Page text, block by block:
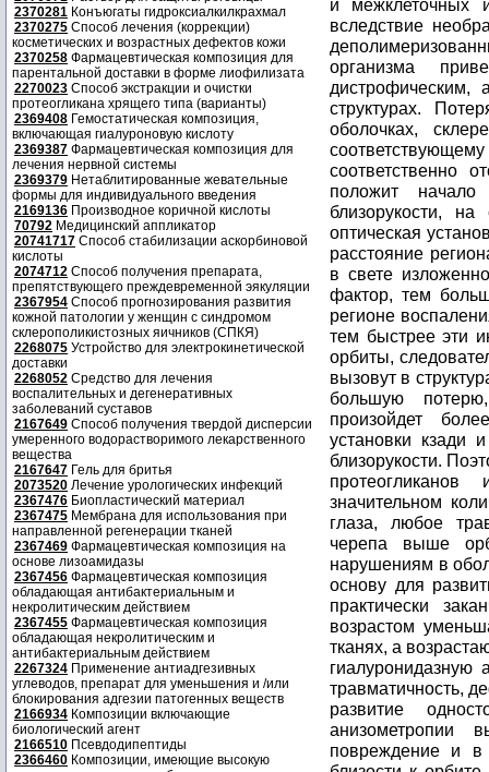
2370281 Конъюгаты гидроксиалкилкрахмал
2370275 Способ лечения (коррекции)
косметических и возрастных дефектов кожи
2370258 Фармацевтическая композиция для
парентальной доставки в форме лиофилизата
2270023 Способ экстракции и очистки
протеогликана хрящего типа (варианты)
2369408 Гемостатическая композиция,
включающая гиалуроновую кислоту
2369387 Фармацевтическая композиция для
лечения нервной системы
2369379 Нетаблитированные жевательные
формы для индивидуального введения
2169136 Производное коричной кислоты
70792 Медицинский аппликатор
20741717 Способ стабилизации аскорбиновой
кислоты
2074712 Способ получения препарата,
препятствующего преждевременной эякуляции
2367954 Способ прогнозирования развития
кожной патологии у женщин с синдромом
склерополикистозных яичников (СПКЯ)
2268075 Устройство для электрокинетической
доставки
2268052 Средство для лечения
воспалительных и дегенеративных
заболеваний суставов
2167649 Способ получения твердой дисперсии
умеренного водорастворимого лекарственного
вещества
2167647 Гель для бритья
2073520 Лечение урологических инфекций
2367476 Биопластический материал
2367475 Мембрана для использования при
направленной регенерации тканей
2367469 Фармацевтическая композиция на
основе лизоамидазы
2367456 Фармацевтическая композиция
обладающая антибактериальным и
некролитическим действием
2367455 Фармацевтическая композиция
обладающая некролитическим и
антибактериальным действием
2267324 Применение антиадгезивных
углеводов, препарат для уменьшения и /или
блокирования адгезии патогенных веществ
2166934 Композиции включающие
биологический агент
2166510 Псевдодипептиды
2366460 Композиции, имеющие высокую
и межклеточных
вследствие
организма
дистрофическим,
структурах.
оболочках,
соответственно
положит
близорукости,
оптическая
расстояние
в свете
фактор, тем
регионе
тем быстрее эти
орбиты,
вызовут в
большую
произойдет
установки кзади
близорукости.
значительном
глаза, любое
черепа выше
нарушениям в
основу для
практически
возрастом
тканях, а
гиалуронидазную
травматичность,
развитие
анизометропии
повреждение и в